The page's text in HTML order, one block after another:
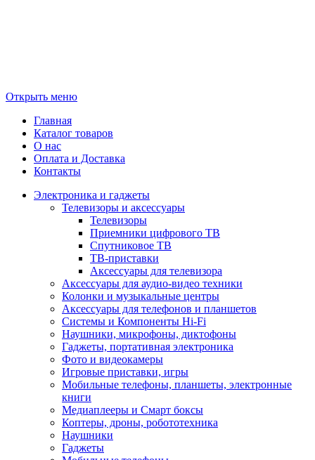
Открыть меню
Главная
Каталог товаров
О нас
Оплата и Доставка
Контакты
Электроника и гаджеты
Телевизоры и аксессуары
Телевизоры
Приемники цифрового ТВ
Спутниковое ТВ
ТВ-приставки
Аксессуары для телевизора
Аксессуары для аудио-видео техники
Колонки и музыкальные центры
Аксессуары для телефонов и планшетов
Системы и Компоненты Hi-Fi
Наушники, микрофоны, диктофоны
Гаджеты, портативная электроника
Фото и видеокамеры
Игровые приставки, игры
Мобильные телефоны, планшеты, электронные
книги
Медиаплееры и Смарт боксы
Коптеры, дроны, робототехника
Наушники
Гаджеты